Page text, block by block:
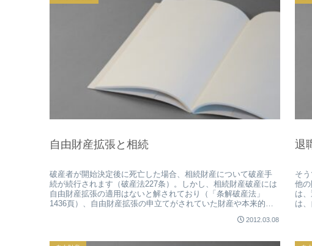
自由財産拡張と相続
破産者が開始決定後に死亡した場合、相続財産について破産手
続が続行されます（破産法227条）。しかし、相続財産破産には
自由財産拡張の適用はないと解されており（「条解破産法」
1436頁）、自由財産拡張の申立てがされていた財産や本来的自
2012.03.08
退
そ
他
は
は